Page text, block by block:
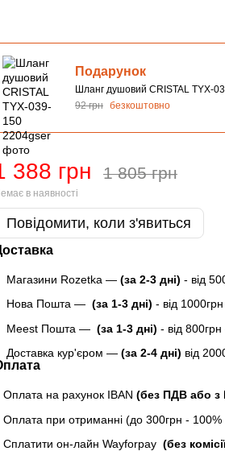
Подарунок
Шланг душовий CRISTAL TYX-
92 грн безкоштовно
388 грн 1 805 грн
в наявності
Повідомити, коли з'явиться
Магазини Rozetka — (за 2-3 дні) - від
Нова Пошта — (за 1-3 дні) - від
Meest Пошта — (за 1-3 дні) - від
Доставка кур'єром — (за 2-4 дні) від
Оплата на рахунок IBAN (без ПДВ або з
Оплата при отриманні (до 300грн - 100%
Сплатити он-лайн Wayforpay (без